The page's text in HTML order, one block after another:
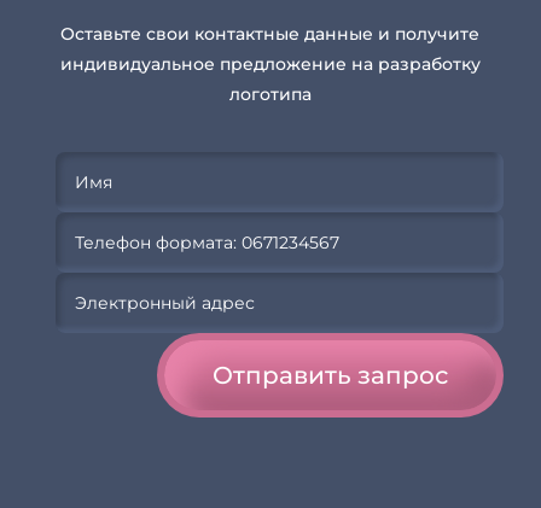
Оставьте свои контактные данные и получите
индивидуальное предложение на разработку
логотипа
Отправить запрос